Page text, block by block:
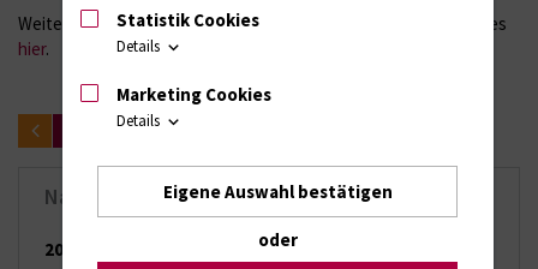
Weitere Informationen zum United Neuroscience Campus gibt es
hier.
zurück
Nachrichten-Archiv
2026
Statistik Cookies
Details
Marketing Cookies
Details
Eigene Auswahl bestätigen
oder